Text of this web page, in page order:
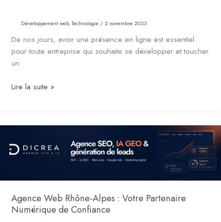
Développement web,Technologie / 2 novembre 2023
De nos jours, avoir une présence en ligne est essentiel
pour toute entreprise qui souhaite se développer et toucher
un
Lire la suite »
Agence Web Rhône-Alpes : Votre Partenaire
Numérique de Confiance
Web
Rhône-
:
Partenaire
Numérique